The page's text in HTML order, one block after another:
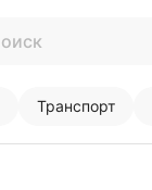
Транспорт